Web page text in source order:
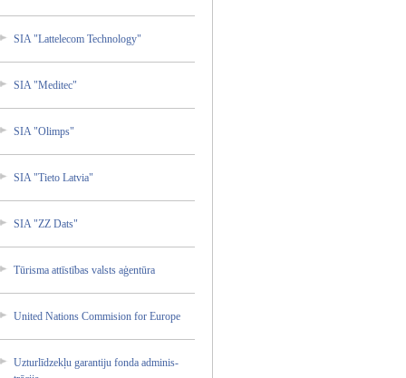
SIA "Lattel­ecom Technol­ogy"
SIA "Medite­c"
SIA "Olimps­"
SIA "Tieto Latvia"
SIA "ZZ Dats"
Tūrisma attīstī­bas valsts aģentūr­a
United Nations Commisi­on for Europe
Uzturlī­dzekļu garanti­ju fonda adminis­